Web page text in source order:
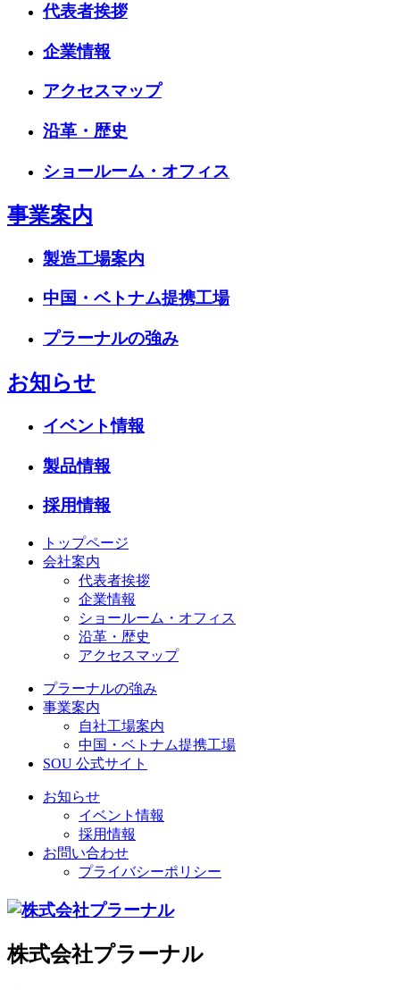
代表者挨拶
企業情報
アクセスマップ
沿革・歴史
ショールーム・オフィス
事業案内
製造工場案内
中国・ベトナム提携工場
プラーナルの強み
お知らせ
イベント情報
製品情報
採用情報
トップページ
会社案内
代表者挨拶
企業情報
ショールーム・オフィス
沿革・歴史
アクセスマップ
プラーナルの強み
事業案内
自社工場案内
中国・ベトナム提携工場
SOU 公式サイト
お知らせ
イベント情報
採用情報
お問い合わせ
プライバシーポリシー
株式会社プラーナル